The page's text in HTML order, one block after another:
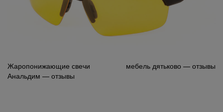
Навигация
по
Жаропонижающие свечи
Анальдим — отзывы
мебель дятьково — отзывы